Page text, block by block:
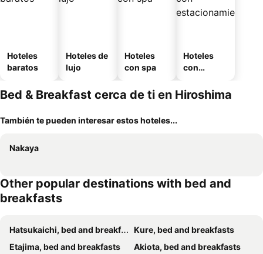
Hoteles
baratos
Hoteles de
lujo
Hoteles
con spa
Hoteles
con
miento
Bed & Breakfast cerca de ti en Hiroshima
También te pueden interesar estos hoteles...
Nakaya
Other popular destinations with bed and
breakfasts
Hatsukaichi, bed and breakfasts
Kure, bed and breakfasts
Etajima, bed and breakfasts
Akiota, bed and breakfasts